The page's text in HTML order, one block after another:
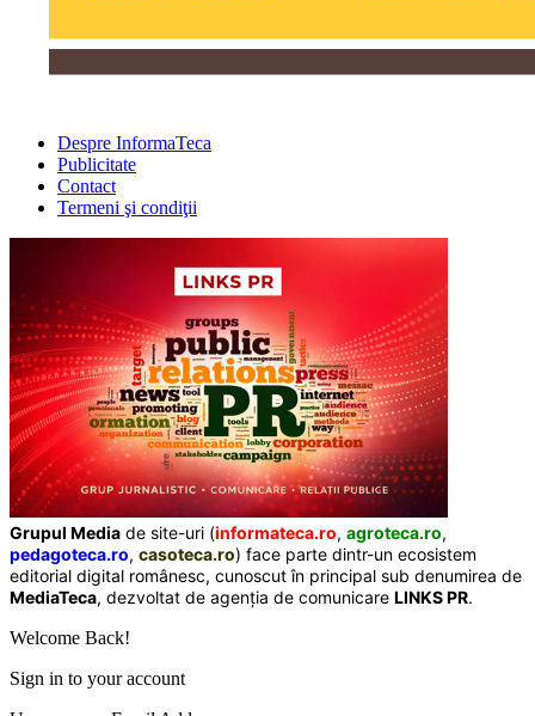
Despre InformaTeca
Publicitate
Contact
Termeni şi condiţii
Grupul Media de site-uri (informateca.ro, agroteca.ro,
pedagoteca.ro, casoteca.ro) face parte dintr-un ecosistem
editorial digital românesc, cunoscut în principal sub denumirea de
MediaTeca, dezvoltat de agenția de comunicare LINKS PR.
Welcome Back!
Sign in to your account